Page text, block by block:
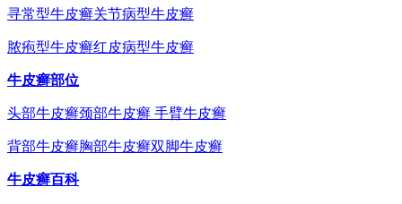
寻常型牛皮癣关节病型牛皮癣
脓疱型牛皮癣红皮病型牛皮癣
牛皮癣部位
头部牛皮癣颈部牛皮癣 手臂牛皮癣
背部牛皮癣胸部牛皮癣双脚牛皮癣
牛皮癣百科